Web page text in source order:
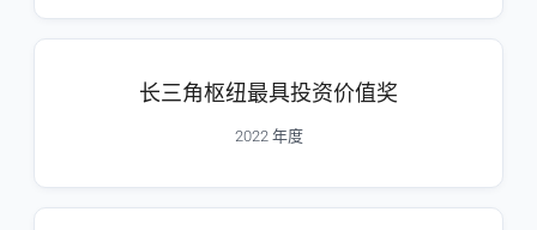
长三角枢纽最具投资价值奖
2022 年度